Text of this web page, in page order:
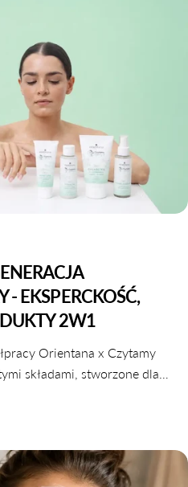
- EKSPERCKOŚĆ,
2W1
Orientana x Czytamy
składami, stworzone dla
komfortu skóry.